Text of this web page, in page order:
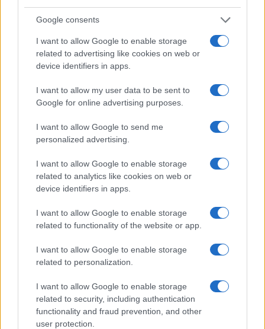
Google consents
I want to allow Google to enable storage
related to advertising like cookies on web or
device identifiers in apps.
I want to allow my user data to be sent to
Google for online advertising purposes.
I want to allow Google to send me
personalized advertising.
I want to allow Google to enable storage
related to analytics like cookies on web or
device identifiers in apps.
I want to allow Google to enable storage
related to functionality of the website or app.
I want to allow Google to enable storage
related to personalization.
I want to allow Google to enable storage
related to security, including authentication
functionality and fraud prevention, and other
user protection.
Brent cae un 8.3% y arrastra a las materias primas en agosto
Lucía Herrera · 6 Ago 2026
El petróleo Brent cae un 8.46% y arrastra a las materias
COTIZACIONES CRYPTO
Nombre Precio